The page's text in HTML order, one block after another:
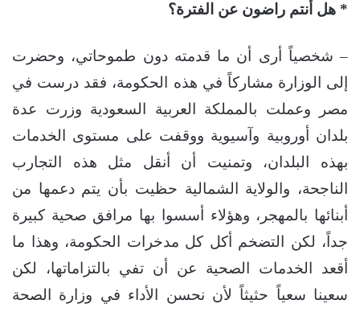
* هل أنتم راضون عن الفترة؟
– شخصياً أرى أن ما قدمته دون طموحاتي، وحضرت
إلى الوزارة مشاركاً في هذه الحكومة، فقد درست في
مصر وعملت بالمملكة العربية السعودية وزرت عدة
بلدان أوروبية وآسيوية ووقفت على مستوى الخدمات
بهذه البلدان، وتمنيت أن أنقل مثل هذه التجارب
الناجحة، والولاية الشمالية حظيت بأن يتم دعمها من
أبنائها بالمهجر، وهؤلاء أسسوا بها مرافق صحية كبيرة
جداً، لكن التضخم أكل كل مدخرات الحكومة، وهذا ما
أقعد الخدمات الصحية عن أن تفي بالتزاماتها، لكن
سعينا سعياً حثيثاً لأن نحسن الأداء في وزارة الصحة